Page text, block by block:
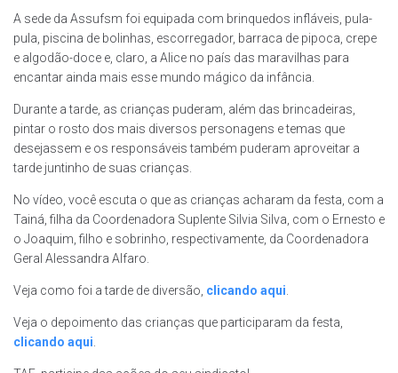
A sede da Assufsm foi equipada com brinquedos infláveis, pula-
pula, piscina de bolinhas, escorregador, barraca de pipoca, crepe
e algodão-doce e, claro, a Alice no país das maravilhas para
encantar ainda mais esse mundo mágico da infância.
Durante a tarde, as crianças puderam, além das brincadeiras,
pintar o rosto dos mais diversos personagens e temas que
desejassem e os responsáveis também puderam aproveitar a
tarde juntinho de suas crianças.
No vídeo, você escuta o que as crianças acharam da festa, com a
Tainá, filha da Coordenadora Suplente Silvia Silva, com o Ernesto e
o Joaquim, filho e sobrinho, respectivamente, da Coordenadora
Geral Alessandra Alfaro.
Veja como foi a tarde de diversão, clicando aqui.
Veja o depoimento das crianças que participaram da festa,
clicando aqui.